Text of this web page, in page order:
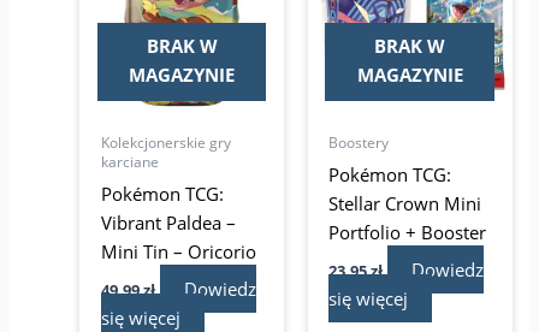
BRAK W
MAGAZYNIE
Kolekcjonerskie gry
karciane
Pokémon TCG:
Vibrant Paldea –
Mini Tin – Oricorio
49,99zł
Dowiedz
się więcej
BRAK W
MAGAZYNIE
Boostery
Pokémon TCG:
Stellar Crown Mini
Portfolio + Booster
23,95zł
Dowiedz
się więcej